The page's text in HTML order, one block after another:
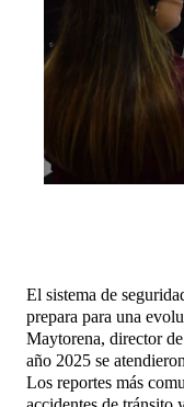
El sistema de
prepara para una
Maytorena, director
año 2025 se
Los reportes más